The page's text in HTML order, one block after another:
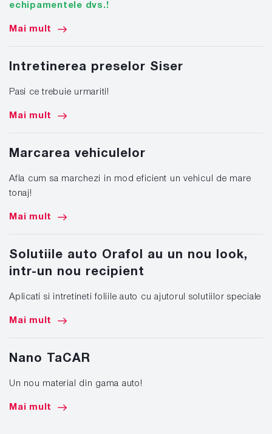
echipamentele dvs.!
Mai mult
Intretinerea preselor Siser
Pasi ce trebuie urmariti!
Mai mult
Marcarea vehiculelor
Afla cum sa marchezi in mod eficient un vehicul de mare
tonaj!
Mai mult
Solutiile auto Orafol au un nou look,
intr-un nou recipient
Aplicati si intretineti foliile auto cu ajutorul solutiilor speciale
Mai mult
Nano TaCAR
Un nou material din gama auto!
Mai mult